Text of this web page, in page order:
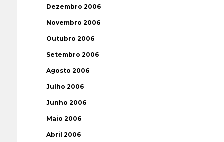
Dezembro 2006
Novembro 2006
Outubro 2006
Setembro 2006
Agosto 2006
Julho 2006
Junho 2006
Maio 2006
Abril 2006